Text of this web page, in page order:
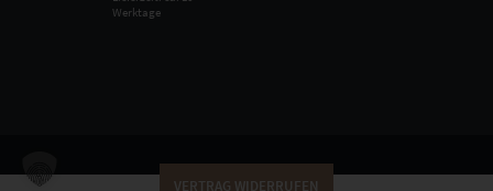
Werktage
VERTRAG WIDERRUFEN